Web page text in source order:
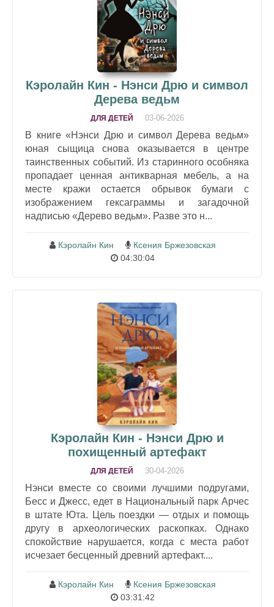
Кэролайн Кин - Нэнси Дрю и символ
Дерева ведьм
ДЛЯ ДЕТЕЙ 03-06-2026
В книге «Нэнси Дрю и символ Дерева ведьм»
юная сыщица снова оказывается в центре
таинственных событий. Из старинного особняка
пропадает ценная антикварная мебель, а на
месте кражи остается обрывок бумаги с
изображением гексаграммы и загадочной
надписью «Дерево ведьм». Разве это н...
Кэролайн Кин
Ксения Бржезовская
04:30:04
Кэролайн Кин - Нэнси Дрю и
похищенный артефакт
ДЛЯ ДЕТЕЙ 30-04-2026
Нэнси вместе со своими лучшими подругами,
Бесс и Джесс, едет в Национальный парк Арчес
в штате Юта. Цель поездки — отдых и помощь
другу в археологических раскопках. Однако
спокойствие нарушается, когда с места работ
исчезает бесценный древний артефакт....
Кэролайн Кин
Ксения Бржезовская
03:31:42